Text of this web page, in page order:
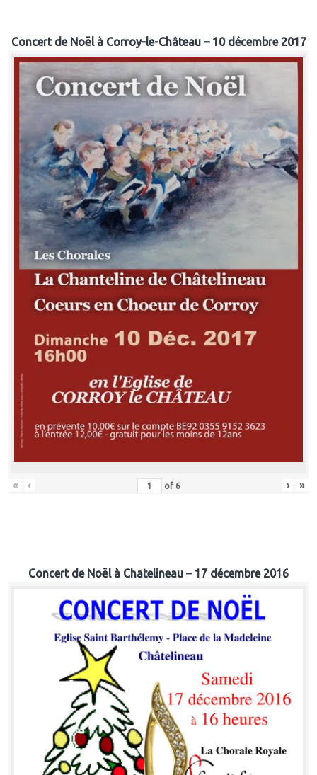
Concert de Noël à Corroy-le-Château – 10 décembre 2017
« ‹ of 6 › »
Concert de Noël à Chatelineau – 17 décembre 2016